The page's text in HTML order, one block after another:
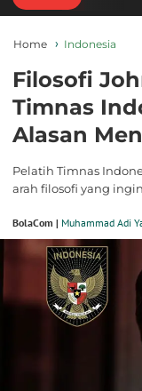
Home Indonesia
Filosofi
Timnas
Alasan
Pelatih Timnas
arah filosofi yang
BolaCom | Muhammad Adi